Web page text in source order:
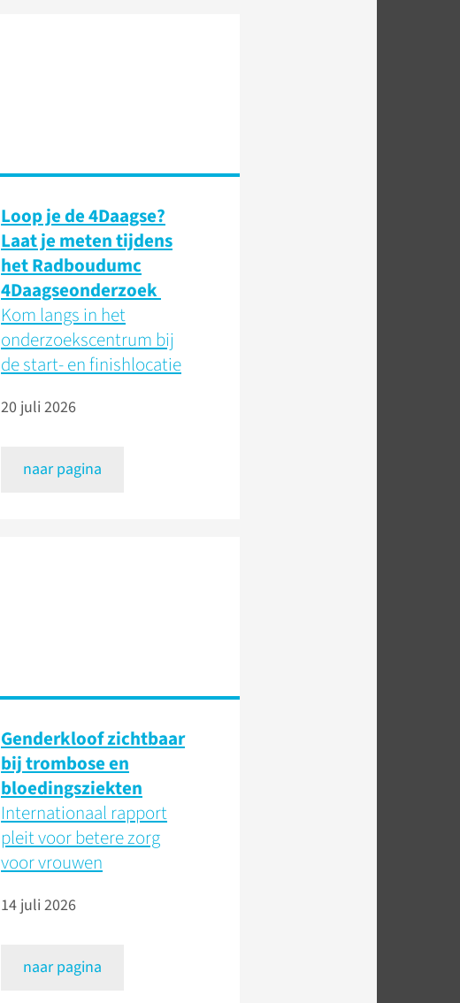
Loop je de 4Daagse?
Laat je meten tijdens
het Radboudumc
4Daagseonderzoek
Kom langs in het
onderzoekscentrum bij
de start- en finishlocatie
20 juli 2026
naar pagina
Genderkloof zichtbaar
bij trombose en
bloedingsziekten
Internationaal rapport
pleit voor betere zorg
voor vrouwen
14 juli 2026
naar pagina